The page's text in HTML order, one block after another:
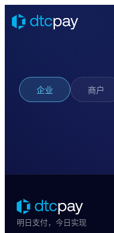
企业 商户
明日支付，今日实现